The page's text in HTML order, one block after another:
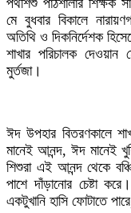
​পথশিশু পাঠশালার শিক্ষক
মে বুধবার বিকালে
অতিথি ও দিকনির্দেশক
শাখার পরিচালক দেওয়ান
মুর্তজা।
​ঈদ উপহার বিতরণকালে
মানেই আনন্দ, ঈদ মানেই
শিশুরা এই আনন্দ থেকে
পাশে দাঁড়ানোর চেষ্টা
একটুখানি হাসি ফোটাতে